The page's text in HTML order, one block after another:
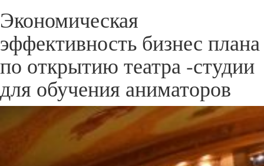
Экономическая
эффективность бизнес плана
по открытию театра -студии
для обучения аниматоров